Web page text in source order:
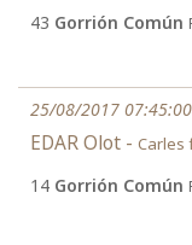
43 Gorrión Común
25/08/2017 07:45:00
EDAR Olot - Carles
14 Gorrión Común